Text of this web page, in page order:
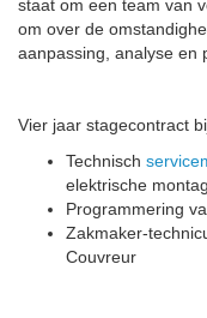
staat om een ​​team van
om over de
aanpassing, analyse en
Vier jaar stagecontract
Technisch
elektrische
Programmering
Zakmaker-
Couvreur